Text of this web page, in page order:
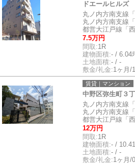
ドエールヒルズ
丸ノ内方南支線
丸ノ内方南支線
都営大江戸線「
7.5万円
間取:1R
建物面積:- / 6.04
土地面積:- / -
敷金/礼金:1ヶ月/
賃貸｜マンション
中野区弥生町３
丸ノ内方南支線
丸ノ内方南支線
都営大江戸線「
12万円
間取:1R
建物面積:- /
土地面積:- / -
敷金/礼金:1ヶ月/